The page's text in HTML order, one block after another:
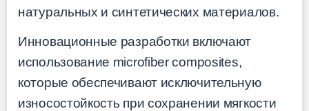
натуральных и синтетических материалов.
Инновационные разработки включают
использование microfiber composites,
которые обеспечивают исключительную
износостойкость при сохранении мягкости